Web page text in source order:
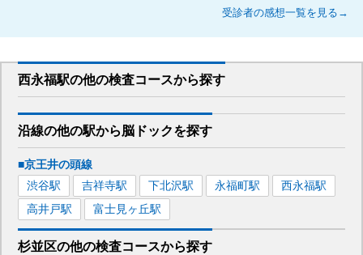
受診者の感想一覧を見る→
西永福駅の他の検査コースから探す
沿線の他の駅から脳ドックを探す
■京王井の頭線
渋谷駅 吉祥寺駅 下北沢駅 永福町駅 西永福駅
高井戸駅 富士見ヶ丘駅
杉並区の他の検査コースから探す